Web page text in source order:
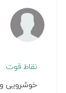
نقاط قوت:
خوشرویی و